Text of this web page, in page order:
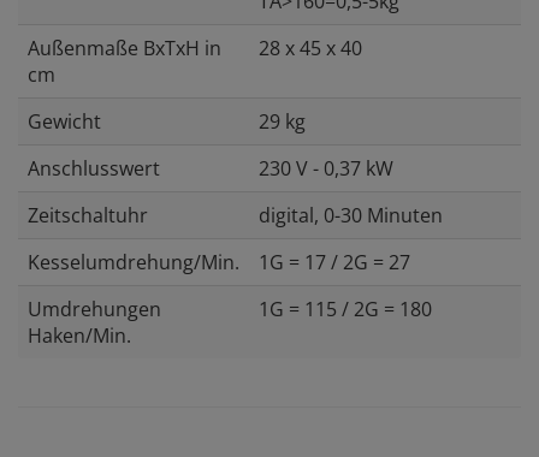
Außenmaße BxTxH in
cm
28 x 45 x 40
Gewicht
29 kg
Anschlusswert
230 V - 0,37 kW
Zeitschaltuhr
digital, 0-30 Minuten
Kesselumdrehung/Min.
1G = 17 / 2G = 27
Umdrehungen
Haken/Min.
1G = 115 / 2G = 180